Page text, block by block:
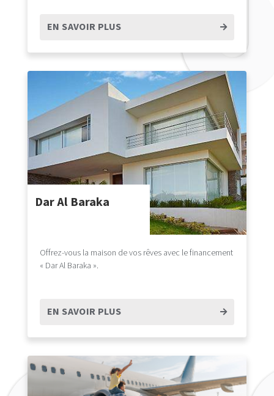
EN SAVOIR PLUS
Dar Al Baraka
Offrez-vous la maison de vos rêves avec le financement
« Dar Al Baraka ».
EN SAVOIR PLUS